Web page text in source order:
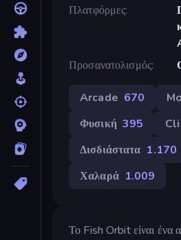
Πλατφόρμες
Προσανατολισμός
Arcade 670
Φυσική 395
Δισδιάστατα 1.170
Χαλαρά 1.009
Το Fish Orbit είναι ένα